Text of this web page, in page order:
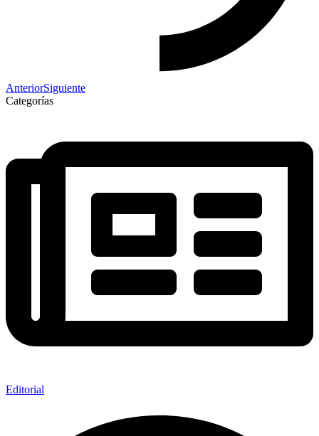
AnteriorSiguiente
Categorías
Editorial